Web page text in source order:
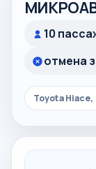
10
отмена
Toyota